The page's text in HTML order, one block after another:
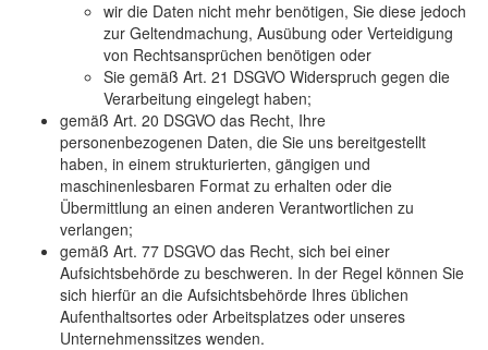
wir die Daten nicht mehr benötigen, Sie diese jedoch
zur Geltendmachung, Ausübung oder Verteidigung
von Rechtsansprüchen benötigen oder
Sie gemäß Art. 21 DSGVO Widerspruch gegen die
Verarbeitung eingelegt haben;
gemäß Art. 20 DSGVO das Recht, Ihre
personenbezogenen Daten, die Sie uns bereitgestellt
haben, in einem strukturierten, gängigen und
maschinenlesbaren Format zu erhalten oder die
Übermittlung an einen anderen Verantwortlichen zu
verlangen;
gemäß Art. 77 DSGVO das Recht, sich bei einer
Aufsichtsbehörde zu beschweren. In der Regel können Sie
sich hierfür an die Aufsichtsbehörde Ihres üblichen
Aufenthaltsortes oder Arbeitsplatzes oder unseres
Unternehmenssitzes wenden.